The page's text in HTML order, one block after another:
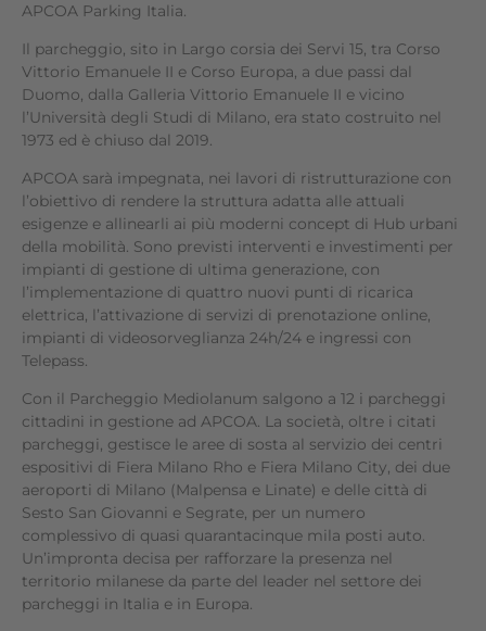
APCOA Parking Italia.
Il parcheggio, sito in Largo corsia dei Servi 15, tra Corso
Vittorio Emanuele II e Corso Europa, a due passi dal
Duomo, dalla Galleria Vittorio Emanuele II e vicino
l’Università degli Studi di Milano, era stato costruito nel
1973 ed è chiuso dal 2019.
APCOA sarà impegnata, nei lavori di ristrutturazione con
l’obiettivo di rendere la struttura adatta alle attuali
esigenze e allinearli ai più moderni concept di Hub urbani
della mobilità. Sono previsti interventi e investimenti per
impianti di gestione di ultima generazione, con
l’implementazione di quattro nuovi punti di ricarica
elettrica, l’attivazione di servizi di prenotazione online,
impianti di videosorveglianza 24h/24 e ingressi con
Telepass.
Con il Parcheggio Mediolanum salgono a 12 i parcheggi
cittadini in gestione ad APCOA. La società, oltre i citati
parcheggi, gestisce le aree di sosta al servizio dei centri
espositivi di Fiera Milano Rho e Fiera Milano City, dei due
aeroporti di Milano (Malpensa e Linate) e delle città di
Sesto San Giovanni e Segrate, per un numero
complessivo di quasi quarantacinque mila posti auto.
Un’impronta decisa per rafforzare la presenza nel
territorio milanese da parte del leader nel settore dei
parcheggi in Italia e in Europa.